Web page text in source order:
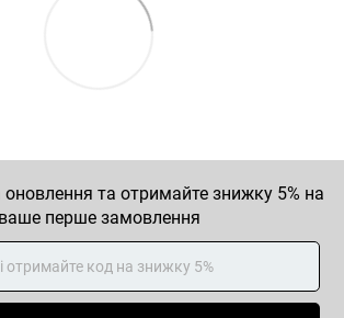
оновлення та отримайте знижку 5% на
ваше перше замовлення